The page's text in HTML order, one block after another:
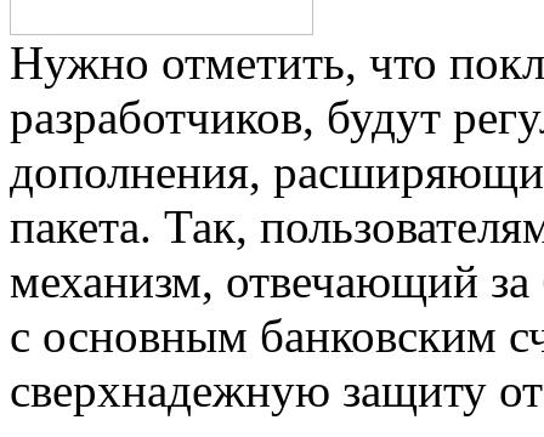
Нужно отметить, что
разработчиков, будут
дополнения,
пакета. Так,
механизм, отвечающий за
с основным банковским
сверхнадежную защиту